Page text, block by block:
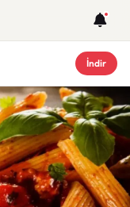
İndir